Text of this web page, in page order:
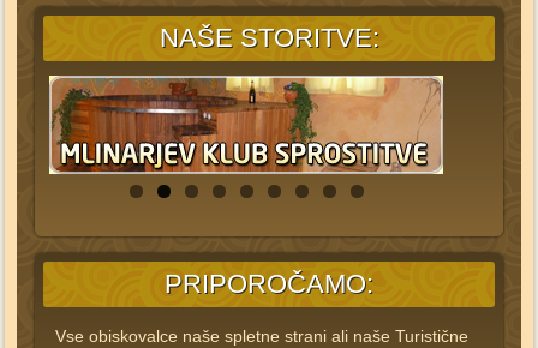
NAŠE STORITVE:
PRIPOROČAMO:
Vse obiskovalce naše spletne strani ali naše Turistične